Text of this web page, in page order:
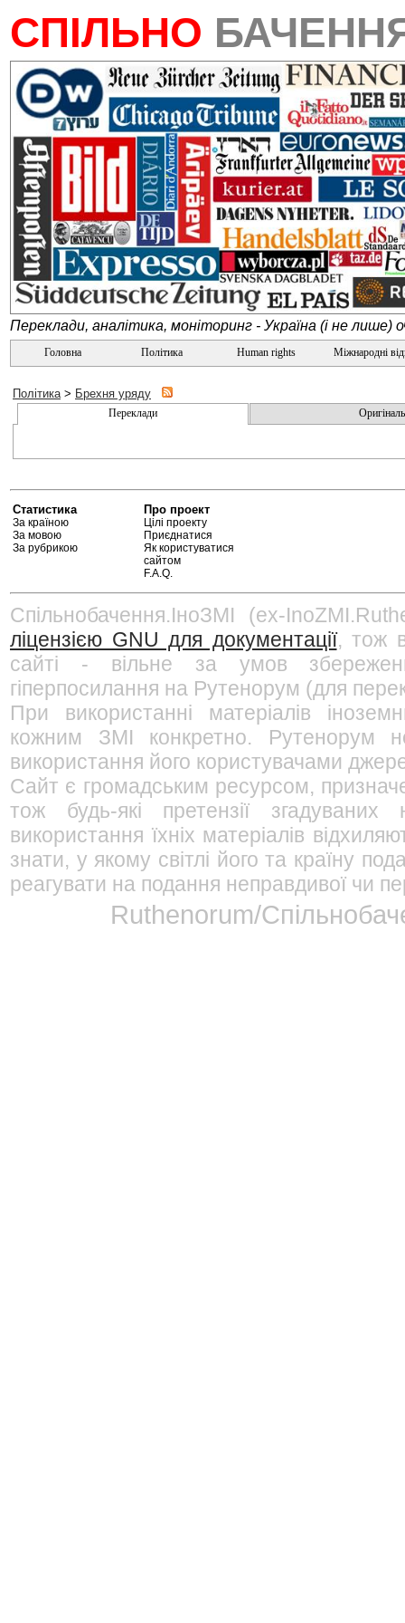
СПІЛЬНО
Переклади, аналітика, моніторинг - Україна (і не лише)
Головна Політика Human rights Міжнародні
Політика> Брехня уряду
Переклади
Статистика
За країною
За мовою
За рубрикою
Про проект
Цілі проекту
Приєднатися
Як користуватися
сайтом
F.A.Q.
Спільнобачення.ІноЗМІ (ex-
ліцензією GNU для документації, тож
сайті - вільне за умов
гіперпосилання на Рутенорум (для
При використанні матеріалів
кожним ЗМІ конкретно. Рутенорум
використання його користувачами
Сайт є громадським ресурсом,
тож будь-які претензії
використання їхніх матеріалів
знати, у якому світлі його та країну
реагувати на подання неправдивої чи
Ruthenorum/